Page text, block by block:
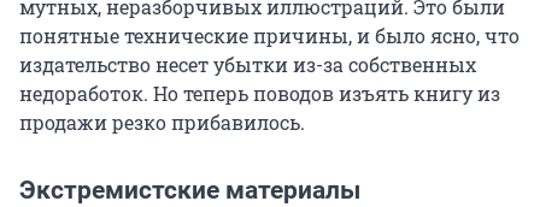
мутных, неразборчивых иллюстраций. Это были
понятные технические причины, и было ясно, что
издательство несет убытки из-за собственных
недоработок. Но теперь поводов изъять книгу из
продажи резко прибавилось.
Экстремистские материалы